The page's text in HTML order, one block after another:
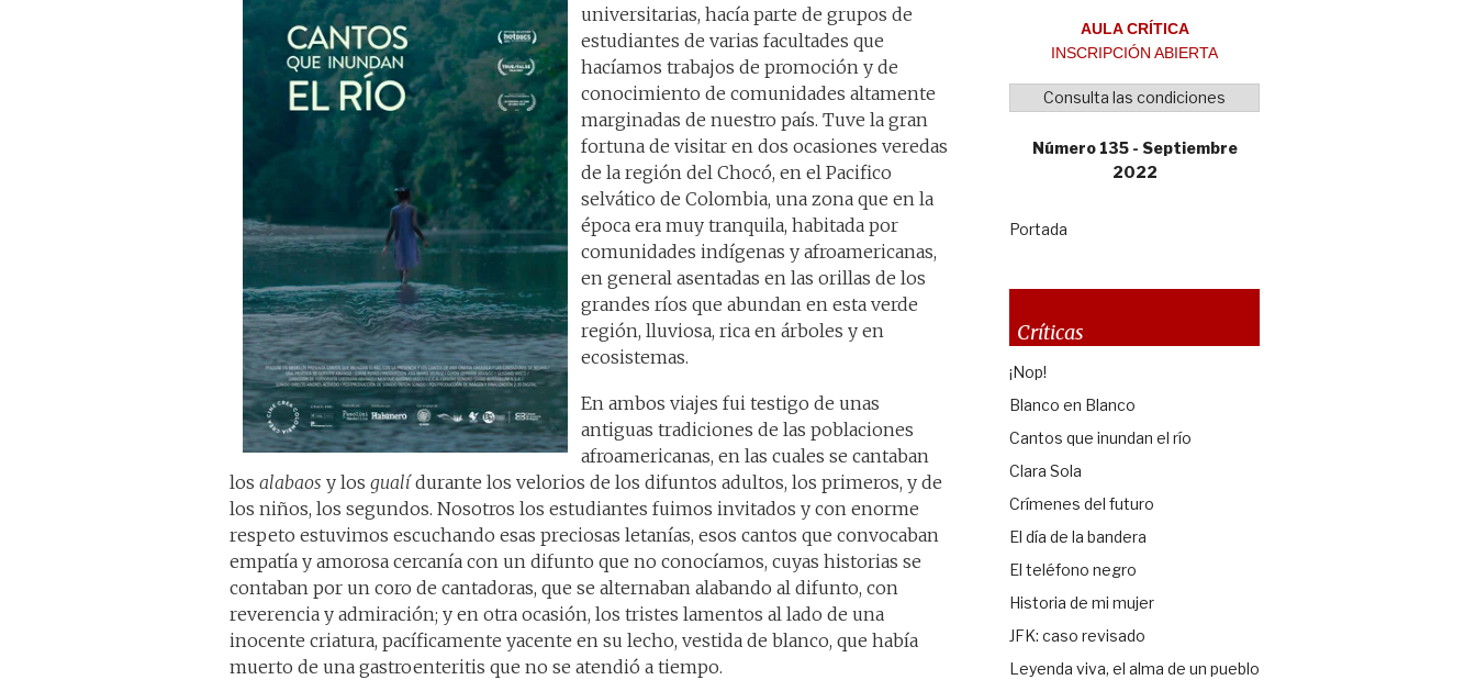
universitarias, hacía parte de grupos de
estudiantes de varias facultades que
hacíamos trabajos de promoción y de
conocimiento de comunidades altamente
marginadas de nuestro país. Tuve la gran
fortuna de visitar en dos ocasiones veredas
de la región del Chocó, en el Pacifico
selvático de Colombia, una zona que en la
época era muy tranquila, habitada por
comunidades indígenas y afroamericanas,
en general asentadas en las orillas de los
grandes ríos que abundan en esta verde
región, lluviosa, rica en árboles y en
ecosistemas.
En ambos viajes fui testigo de unas
antiguas tradiciones de las poblaciones
afroamericanas, en las cuales se cantaban
los alabaos y los gualídurante los velorios de los difuntos adultos, los primeros, y de
los niños, los segundos. Nosotros los estudiantes fuimos invitados y con enorme
respeto estuvimos escuchando esas preciosas letanías, esos cantos que convocaban
empatía y amorosa cercanía con un difunto que no conocíamos, cuyas historias se
contaban por un coro de cantadoras, que se alternaban alabando al difunto, con
reverencia y admiración; y en otra ocasión, los tristes lamentos al lado de una
inocente criatura, pacíficamente yacente en su lecho, vestida de blanco, que había
muerto de una gastroenteritis que no se atendió a tiempo.
AULA CRÍTICA
INSCRIPCIÓN ABIERTA
Consulta las condiciones
Número 135 - Septiembre
2022
Portada
Críticas
¡Nop!
Blanco en Blanco
Cantos que inundan el río
Clara Sola
Crímenes del futuro
El día de la bandera
El teléfono negro
Historia de mi mujer
JFK: caso revisado
Leyenda viva, el alma de un pueblo